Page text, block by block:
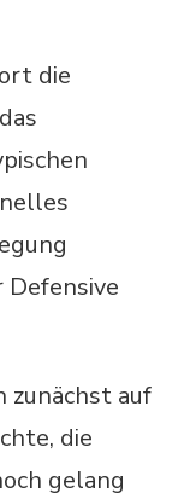
die
Defensive
zunächst auf
die
gelang